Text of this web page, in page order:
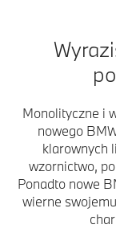
Monolityczne i
nowego
klarownych
wzornictwo,
Ponadto nowe
wierne